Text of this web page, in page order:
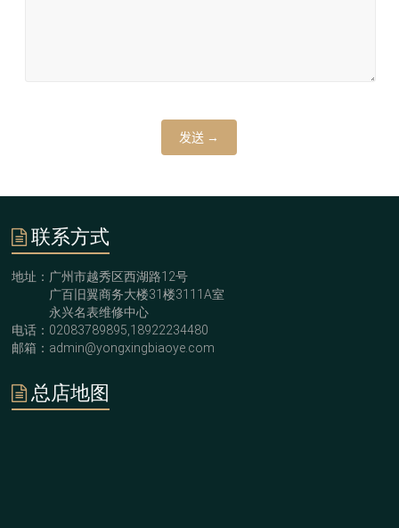
联系方式
地址：广州市越秀区西湖路12号
广百旧翼商务大楼31楼3111A室
永兴名表维修中心
电话：02083789895,18922234480
邮箱：admin@yongxingbiaoye.com
总店地图